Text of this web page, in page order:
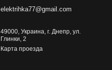
elektrihka77@gmail.com
49000, Украина, г. Днепр, ул.
Глинки, 2
Карта проезда